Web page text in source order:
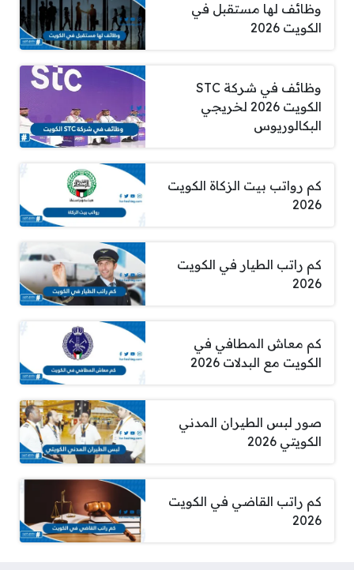
وظائف لها مستقبل في
الكويت 2026
وظائف في شركة STC
الكويت 2026 لخريجي
البكالوريوس
كم رواتب بيت الزكاة الكويت
2026
كم راتب الطيار في الكويت
2026
كم معاش المطافي في
الكويت مع البدلات 2026
صور لبس الطيران المدني
الكويتي 2026
كم راتب القاضي في الكويت
2026